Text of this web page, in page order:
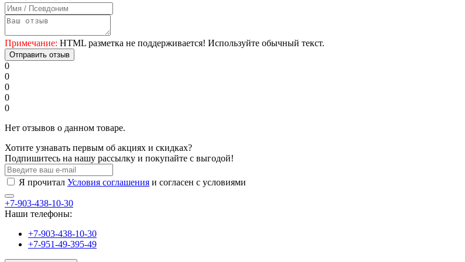
Примечание: HTML разметка не поддерживается! Используйте обычный текст.
Отправить отзыв
0
0
0
0
0
Нет отзывов о данном товаре.
Хотите узнавать первым об акциях и скидках?
Подпишитесь на нашу рассылку и покупайте с выгодой!
Я прочитал Условия соглашения и согласен с условиями
+7-903-438-10-30
Наши телефоны:
+7-903-438-10-30
+7-951-49-395-49